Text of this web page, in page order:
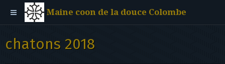
Maine coon de la douce Colombe
chatons 2018